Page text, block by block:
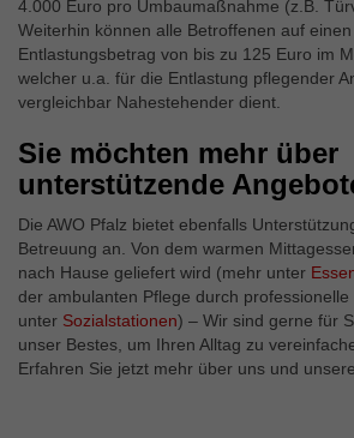
4.000 Euro pro Umbaumaßnahme (z.B.
Weiterhin können alle Betroffenen auf
Entlastungsbetrag von bis zu 125 Euro im
welcher u.a. für die Entlastung pflegender
vergleichbar Nahestehender dient.
Sie möchten mehr über
unterstützende
Die AWO Pfalz bietet ebenfalls
Betreuung an. Von dem warmen
nach Hause geliefert wird (mehr unter
der ambulanten Pflege durch
unter Sozialstationen) – Wir sind gerne für
unser Bestes, um Ihren Alltag zu
Erfahren Sie jetzt mehr über uns und